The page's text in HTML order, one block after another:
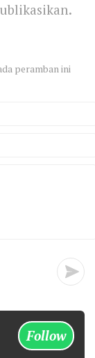
peramban ini
Follow